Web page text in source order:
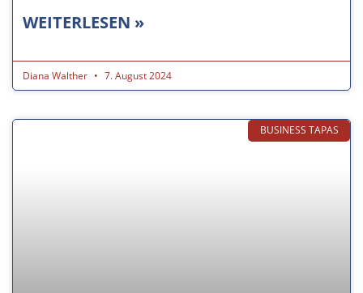
WEITERLESEN »
Diana Walther 7. August 2024
BUSINESS TAPAS